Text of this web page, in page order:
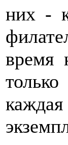
них -
время